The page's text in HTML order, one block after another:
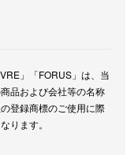
」「FORUS」は、当
品および会社等の名称
登録商標のご使用に際
ります。